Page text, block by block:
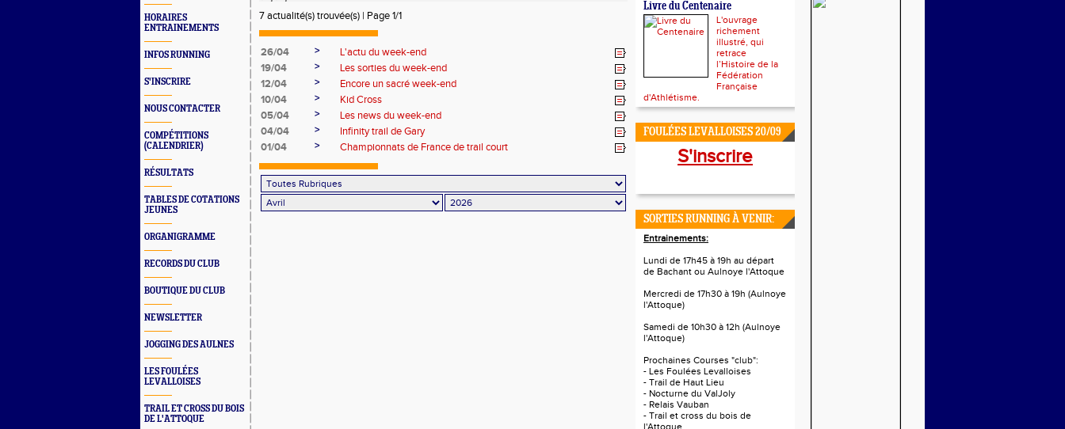
HORAIRES
ENTRAINEMENTS
INFOS RUNNING
S'INSCRIRE
NOUS CONTACTER
COMPÉTITIONS
(CALENDRIER)
RÉSULTATS
TABLES DE COTATIONS
JEUNES
ORGANIGRAMME
RECORDS DU CLUB
BOUTIQUE DU CLUB
NEWSLETTER
JOGGING DES AULNES
LES FOULÉES
LEVALLOISES
TRAIL ET CROSS DU BOIS
DE L'ATTOQUE
7 actualité(s) trouvée(s) | Page 1/1
26/04 >
L'actu du week-end
19/04
>
Les sorties du week-end
12/04
>
Encore un sacré week-end
10/04
>
Kid Cross
05/04
>
Les news du week-end
04/04
>
Infinity trail de Gary
01/04
> Championnats de France de trail court
Livre du Centenaire
L'ouvrage
richement
illustré, qui
retrace
l’Histoire de la
Fédération
Française
d'Athlétisme.
FOULÉES LEVALLOISES 20/09
S'inscrire
SORTIES RUNNING À VENIR:
Entrainements:
Lundi de 17h45 à 19h au départ
de Bachant ou Aulnoye l'Attoque
Mercredi de 17h30 à 19h (Aulnoye
l'Attoque)
Samedi de 10h30 à 12h (Aulnoye
l'Attoque)
Prochaines Courses "club":
- Les Foulées Levalloises
- Trail de Haut Lieu
- Nocturne du ValJoly
- Relais Vauban
- Trail et cross du bois de
l'Attoque